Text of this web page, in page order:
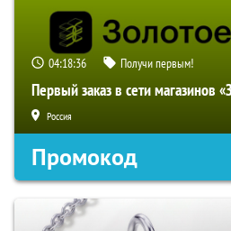
04:18:35 Получи первым!
Первый заказ в сети магазинов
Россия
Промокод